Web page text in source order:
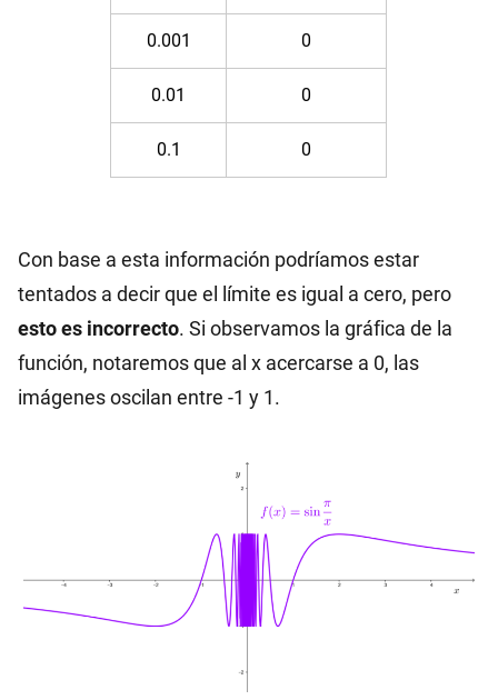
0.001 0
0.01 0
0.1 0
Con base a esta información podríamos estar
tentados a decir que el límite es igual a cero, pero
esto es incorrecto. Si observamos la gráfica de la
función, notaremos que al x acercarse a 0, las
imágenes oscilan entre -1 y 1.